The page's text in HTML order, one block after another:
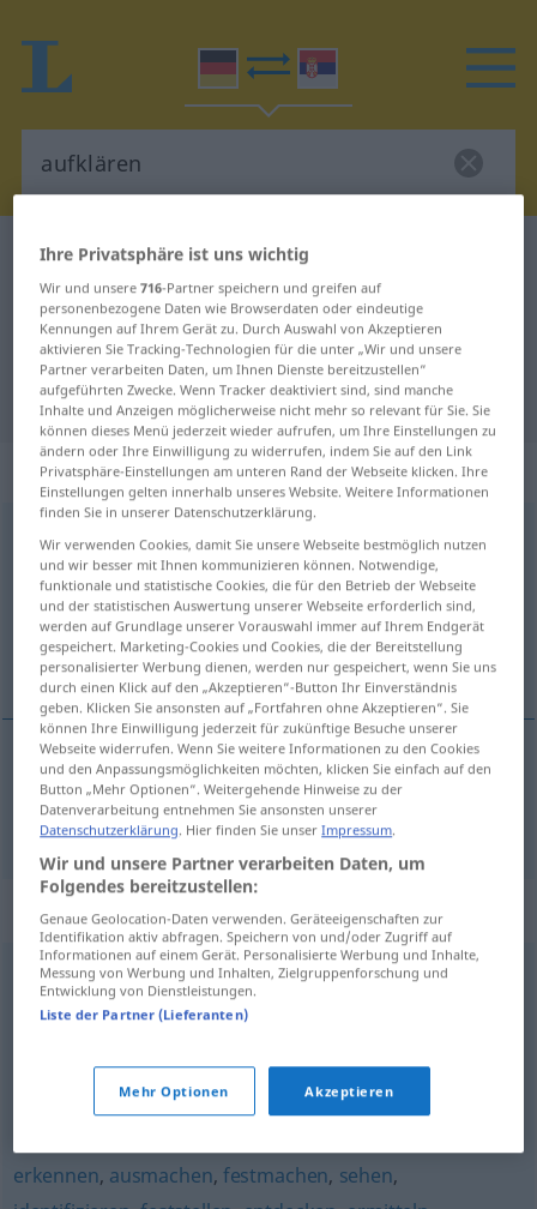
Deutsch-Serbisch Wörterbuch
Deutsch-Serbisch Übersetzung für
"aufklären"
"aufklären" Serbisch Übersetzung
„aufklären“
aufklären
Übersicht aller Übersetzungen
(Für mehr Details die Übersetzung anklicken/antippen)
разјашњавати
разјашњавати aufklären
Synonyme für "aufklären"
(Missverständnis) ausräumen
aufdecken,auspacken (ugs.),enthüllen,entlarven
erkennen, ausmachen, festmachen, sehen,
Ihre Privatsphäre ist uns wichtig
Wir und unsere716-Partner speichern und greifen auf
personenbezogene Daten wie Browserdaten oder eindeutige
Kennungen auf Ihrem Gerät zu. Durch Auswahl von Akzeptieren
aktivieren Sie Tracking-Technologien für die unter „Wir und unsere
Partner verarbeiten Daten, um Ihnen Dienste bereitzustellen“
aufgeführten Zwecke. Wenn Tracker deaktiviert sind, sind manche
Inhalte und Anzeigen möglicherweise nicht mehr so relevant für Sie. Sie
können dieses Menü jederzeit wieder aufrufen, um Ihre Einstellungen zu
ändern oder Ihre Einwilligung zu widerrufen, indem Sie auf den Link
Privatsphäre-Einstellungen am unteren Rand der Webseite klicken. Ihre
Einstellungen gelten innerhalb unseres Website. Weitere Informationen
finden Sie in unserer Datenschutzerklärung.
Wir verwenden Cookies, damit Sie unsere Webseite bestmöglich nutzen
und wir besser mit Ihnen kommunizieren können. Notwendige,
funktionale und statistische Cookies, die für den Betrieb der Webseite
und der statistischen Auswertung unserer Webseite erforderlich sind,
werden auf Grundlage unserer Vorauswahl immer auf Ihrem Endgerät
gespeichert. Marketing-Cookies und Cookies, die der Bereitstellung
personalisierter Werbung dienen, werden nur gespeichert, wenn Sie uns
durch einen Klick auf den „Akzeptieren“-Button Ihr Einverständnis
geben. Klicken Sie ansonsten auf „Fortfahren ohne Akzeptieren“. Sie
können Ihre Einwilligung jederzeit für zukünftige Besuche unserer
Webseite widerrufen. Wenn Sie weitere Informationen zu den Cookies
und den Anpassungsmöglichkeiten möchten, klicken Sie einfach auf den
Button „Mehr Optionen“. Weitergehende Hinweise zu der
Datenverarbeitung entnehmen Sie ansonsten unserer
Datenschutzerklärung. Hier finden Sie unserImpressum.
Wir und unsere Partner verarbeiten Daten, um
Folgendes bereitzustellen:
Genaue Geolocation-Daten verwenden. Geräteeigenschaften zur
Identifikation aktiv abfragen. Speichern von und/oder Zugriff auf
Informationen auf einem Gerät. Personalisierte Werbung und Inhalte,
Messung von Werbung und Inhalten, Zielgruppenforschung und
Entwicklung von Dienstleistungen.
Liste der Partner (Lieferanten)
Mehr Optionen Akzeptieren